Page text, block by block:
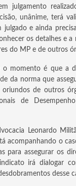
julgamento
unânime, terá
e ainda
os detalhes e a
do MP e de outros
momento é que a
da norma que
oriundos de outros
de
Leonardo
acompanhando o
para assegurar os
irá dialogar
desse